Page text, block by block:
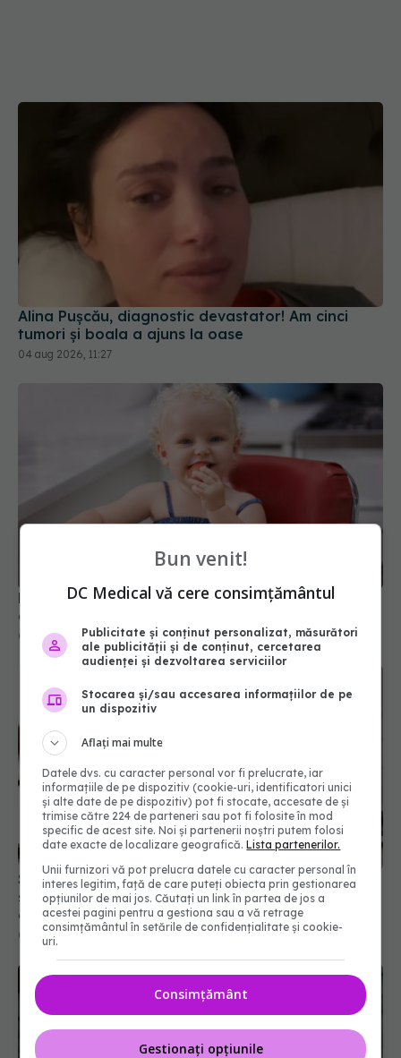
Alina Pușcău, diagnostic devastator! Am cinci
tumori și boala a ajuns la oase
04 aug 2026, 11:27
Primele 1.000 de zile ar putea decide sănătatea
creierului pentru întreaga viață
08 aug 2026, 12:00
Schimbare majoră la examenul de medic
specialist din 2026. Toți candidații vor avea
aceleași subiecte
07 aug 2026, 11:52
Bun venit!
DC Medical vă cere consimțământul
Publicitate și conținut personalizat, măsurători
ale publicității și de conținut, cercetarea
audienței și dezvoltarea serviciilor
Stocarea și/sau accesarea informațiilor de pe
un dispozitiv
Aflați mai multe
Datele dvs. cu caracter personal vor fi prelucrate, iar
informațiile de pe dispozitiv (cookie-uri, identificatori unici
și alte date de pe dispozitiv) pot fi stocate, accesate de și
trimise către 224 de parteneri sau pot fi folosite în mod
specific de acest site. Noi și partenerii noștri putem folosi
date exacte de localizare geografică.Lista partenerilor.
Unii furnizori vă pot prelucra datele cu caracter personal în
interes legitim, față de care puteți obiecta prin gestionarea
opțiunilor de mai jos. Căutați un link în partea de jos a
acestei pagini pentru a gestiona sau a vă retrage
consimțământul în setările de confidențialitate și cookie-
uri.
Consimțământ
Gestionați opțiunile